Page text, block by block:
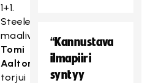
1+1.
Steelersin
maalivahti
Tomi
Aaltonen
torjui
“Kannustava
ilmapiiri
syntyy